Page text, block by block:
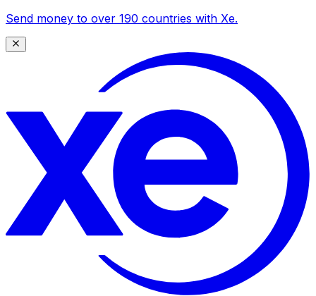
Send money to over 190 countries with Xe.